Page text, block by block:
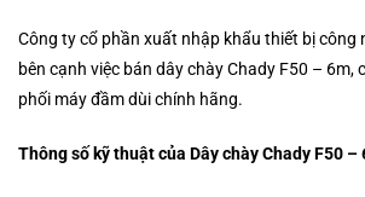
Công ty cổ phần xuất nhập khẩu thiết bị công
bên cạnh việc bán dây chày Chady F50 – 6m,
phối máy đầm dùi chính hãng.
Thông số kỹ thuật của Dây chày Chady F50 –